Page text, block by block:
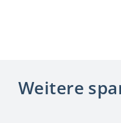
Weitere